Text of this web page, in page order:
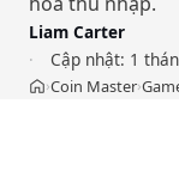
Liam Carter
Cập nhật: 1
Trang chủ
›Coin Master›